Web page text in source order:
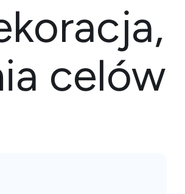
celów